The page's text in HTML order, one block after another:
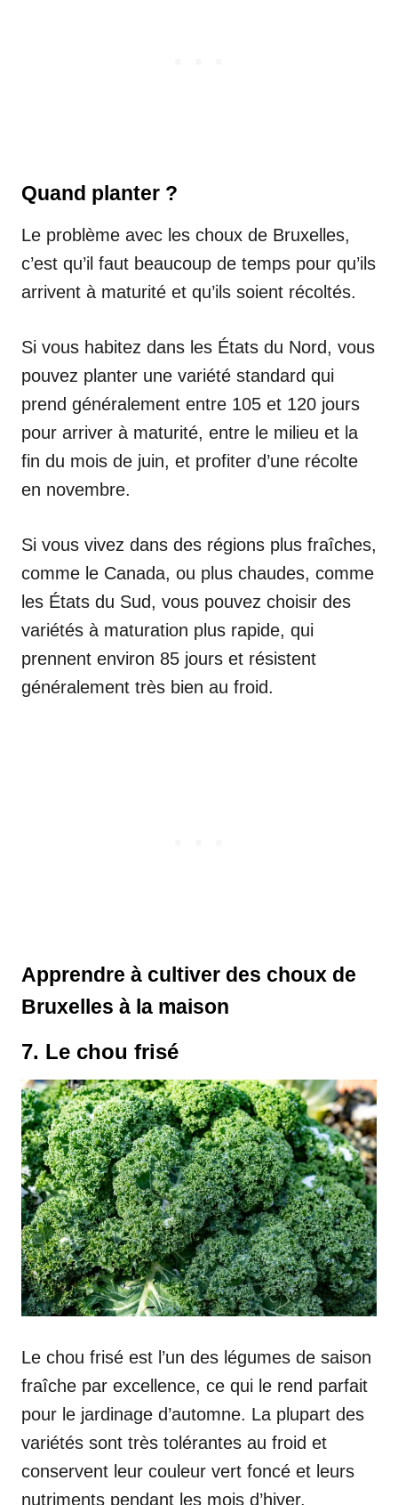
Quand planter ?
Le problème avec les choux de Bruxelles,
c’est qu’il faut beaucoup de temps pour qu’ils
arrivent à maturité et qu’ils soient récoltés.
Si vous habitez dans les États du Nord, vous
pouvez planter une variété standard qui
prend généralement entre 105 et 120 jours
pour arriver à maturité, entre le milieu et la
fin du mois de juin, et profiter d’une récolte
en novembre.
Si vous vivez dans des régions plus fraîches,
comme le Canada, ou plus chaudes, comme
les États du Sud, vous pouvez choisir des
variétés à maturation plus rapide, qui
prennent environ 85 jours et résistent
généralement très bien au froid.
Apprendre à cultiver des choux de
Bruxelles à la maison
7. Le chou frisé
Le chou frisé est l’un des légumes de saison
fraîche par excellence, ce qui le rend parfait
pour le jardinage d’automne. La plupart des
variétés sont très tolérantes au froid et
conservent leur couleur vert foncé et leurs
nutriments pendant les mois d’hiver.